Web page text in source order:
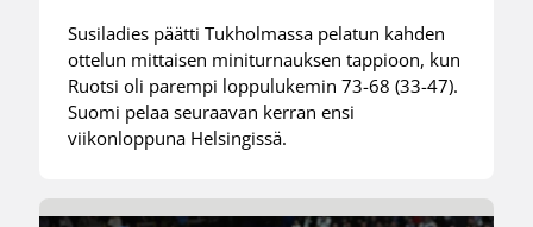
Susiladies päätti Tukholmassa pelatun kahden
ottelun mittaisen miniturnauksen tappioon, kun
Ruotsi oli parempi loppulukemin 73-68 (33-47).
Suomi pelaa seuraavan kerran ensi
viikonloppuna Helsingissä.